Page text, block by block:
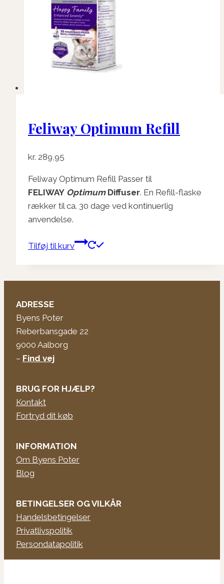
Feliway Optimum Refill
kr. 289,95
Feliway Optimum Refill Passer til
FELIWAY OptimumDiffuser. En Refill-flaske
rækker til ca. 30 dage ved kontinuerlig
anvendelse.
Tilføj til kurv
ADRESSE
Byens Poter
Reberbansgade 22
9000 Aalborg
– Find vej
BRUG FOR HJÆLP?
Kontakt
Fortryd dit køb
INFORMATION
Om Byens Poter
Blog
BETINGELSER OG VILKÅR
Handelsbetingelser
Privatlivspolitik
Persondatapolitik